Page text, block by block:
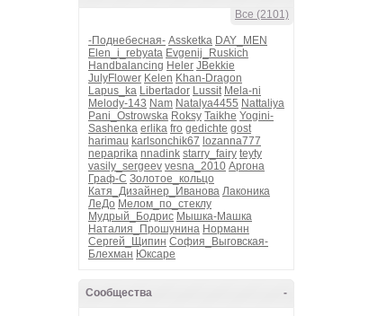
Все (2101)
-Поднебесная- Assketka DAY_MEN
Elen_i_rebyata Evgenij_Ruskich
Handbalancing Heler JBekkie
JulyFlower Kelen Khan-Dragon
Lapus_ka Libertador Lussit Mela-ni
Melody-143 Nam Natalya4455 Nattaliya
Pani_Ostrowska Roksy Taikhe Yogini-
Sashenka erlika fro gedichte gost
harimau karlsonchik67 lozanna777
nepaprika nnadink starry_fairy teyty
vasily_sergeev vesna_2010 Аргона
Граф-С Золотое_кольцо
Катя_Дизайнер_Иванова Лаконика
ЛеДо Мелом_по_стеклу
Мудрый_Бодрис Мышка-Машка
Наталия_Прошунина Норманн
Сергей_Щипин София_Выговская-
Блехман Юксаре
-
Сообщества